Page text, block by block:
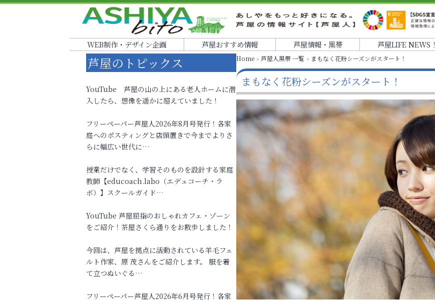
WEB制作・デザイン企画 芦屋おすすめ情報 芦屋情報・黒帯 芦屋LIFE NEWS！
Home 芦屋人黒帯 一覧 まもなく花粉シーズンがスタート！
まもなく花粉シーズンがスタート！
芦屋のトピックス
YouTube 芦屋の山の上にある老人ホームに潜
入したら、想像を遥かに超えていました！
フリーペーパー芦屋人2026年8月号発行！各家
庭へのポスティングと店頭置きで今までよりさ
らに幅広い世代に…
授業だけでなく、学習そのものを設計する家庭
教師【educoach.labo（エデュコーチ・ラ
ボ）】スクールガイド…
YouTube 芦屋屈指のおしゃれカフェ・ゾーン
をご紹介！茶屋さくら通りをお散歩しました！
今回は、芦屋を拠点に活動されている羊毛フェ
ルト作家、原 茂さんをご紹介します。 服を着
て立つぬいぐる…
フリーペーパー芦屋人2026年6月号発行！各家